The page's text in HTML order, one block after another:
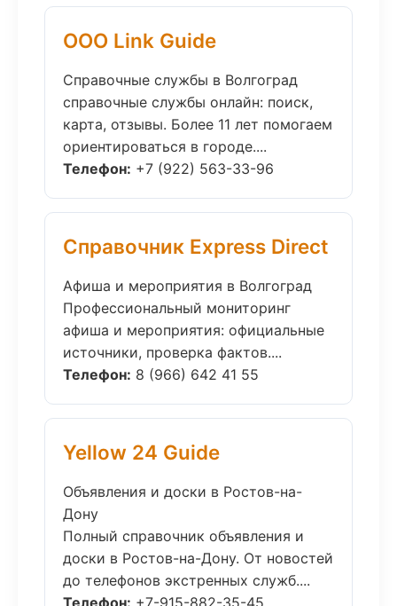
ООО Link Guide
Справочные службы в Волгоград
справочные службы онлайн: поиск,
карта, отзывы. Более 11 лет помогаем
ориентироваться в городе....
Телефон: +7 (922) 563-33-96
Справочник Express Direct
Афиша и мероприятия в Волгоград
Профессиональный мониторинг
афиша и мероприятия: официальные
источники, проверка фактов....
Телефон: 8 (966) 642 41 55
Yellow 24 Guide
Объявления и доски в Ростов-на-
Дону
Полный справочник объявления и
доски в Ростов-на-Дону. От новостей
до телефонов экстренных служб....
Телефон: +7-915-882-35-45